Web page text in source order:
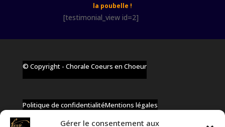
Gérer le consentement aux
la poubelle !
[testimonial_view id=2]
© Copyright - Chorale Coeurs en Choeur
Politique de confidentialitéMentions légales